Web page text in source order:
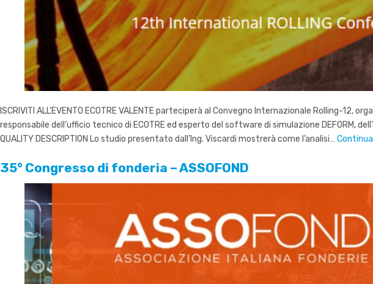
ISCRIVITI ALL’EVENTO ECOTRE VALENTE parteciperà al Convegno Internazionale Rolling-
responsabile dell’ufficio tecnico di ECOTRE ed esperto del software di simulazione DEFORM,
QUALITY DESCRIPTION Lo studio presentato dall’Ing. Viscardi mostrerà come l’analisi…
35° Congresso di fonderia – ASSOFOND